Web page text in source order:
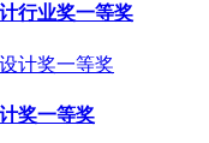
行业奖一等奖
奖一等奖